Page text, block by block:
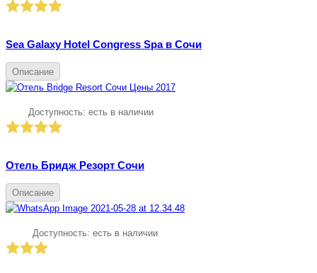
Sea Galaxy Hotel Congress Spa в Сочи
Описание
Доступность: есть в наличии
Отель Бридж Резорт Сочи
Описание
Доступность: есть в наличии